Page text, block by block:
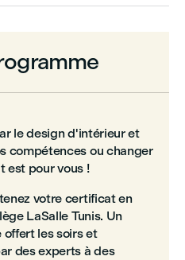
le design d'intérieur et
compétences ou changer
est pour vous !
votre certificat en
LaSalle Tunis. Un
les soirs et
des experts à des